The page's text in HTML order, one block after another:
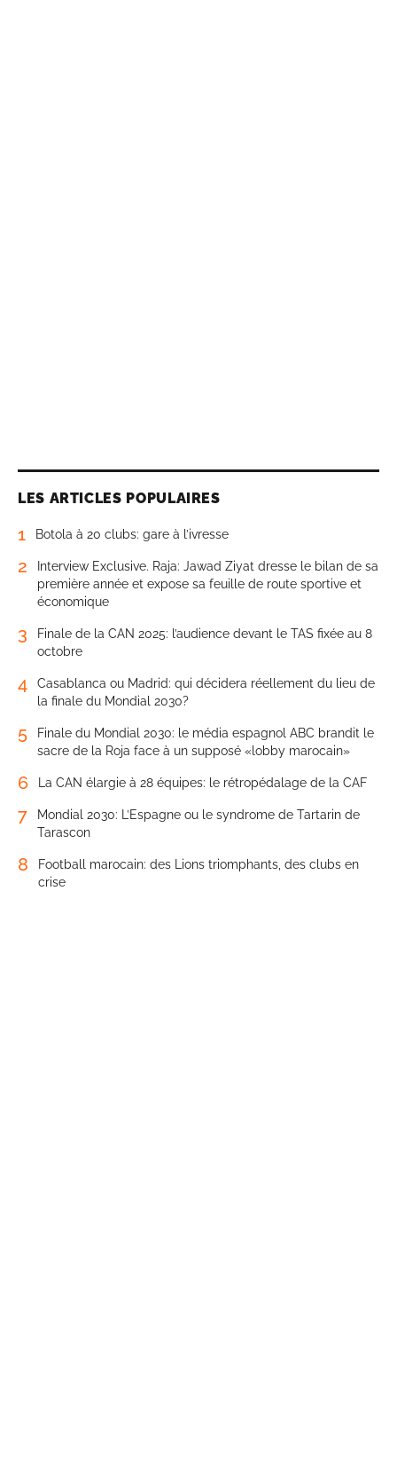
LES ARTICLES POPULAIRES
1 Botola à 20 clubs: gare à l’ivresse
2
Interview Exclusive. Raja: Jawad Ziyat dresse le bilan de sa
première année et expose sa feuille de route sportive et
économique
3
Finale de la CAN 2025: l’audience devant le TAS fixée au 8
octobre
4
Casablanca ou Madrid: qui décidera réellement du lieu de
la finale du Mondial 2030?
5
Finale du Mondial 2030: le média espagnol ABC brandit le
sacre de la Roja face à un supposé «lobby marocain»
6 La CAN élargie à 28 équipes: le rétropédalage de la CAF
7
Mondial 2030: L’Espagne ou le syndrome de Tartarin de
Tarascon
8
Football marocain: des Lions triomphants, des clubs en
crise